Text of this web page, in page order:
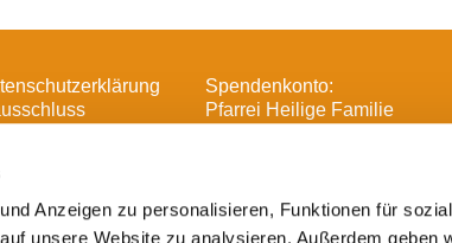
Anzeigen zu personalisieren, Funktionen für
unsere Website zu analysieren. Außerdem geben
Spendenkonto:
Pfarrei Heilige Familie
